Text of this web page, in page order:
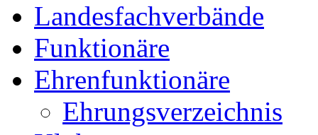
Landesfachverbände
Funktionäre
Ehrenfunktionäre
Ehrungsverzeichnis